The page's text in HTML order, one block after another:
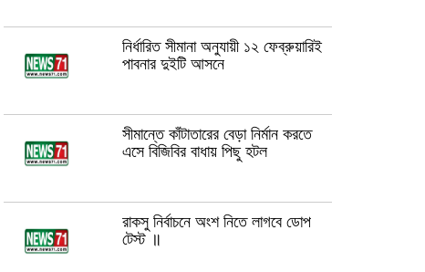
নির্ধারিত সীমানা অনুযায়ী ১২ ফেব্রুয়ারিই
পাবনার দুইটি আসনে
সীমান্তে কাঁটাতারের বেড়া নির্মান করতে
এসে বিজিবির বাধায় পিছু হটল
রাকসু নির্বাচনে অংশ নিতে লাগবে ডোপ
টেস্ট ॥